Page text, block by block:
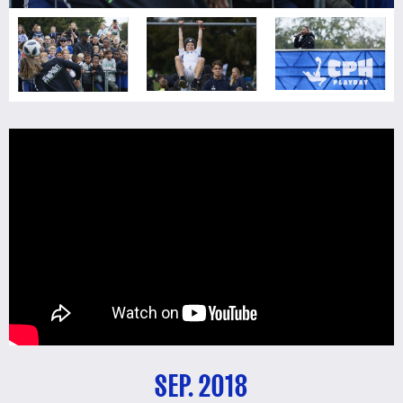
SEP. 2018